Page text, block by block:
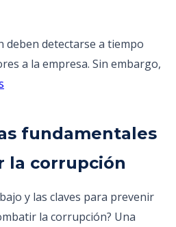
deben detectarse a tiempo
a la empresa. Sin embargo,
fundamentales
la corrupción
y las claves para prevenir
la corrupción? Una